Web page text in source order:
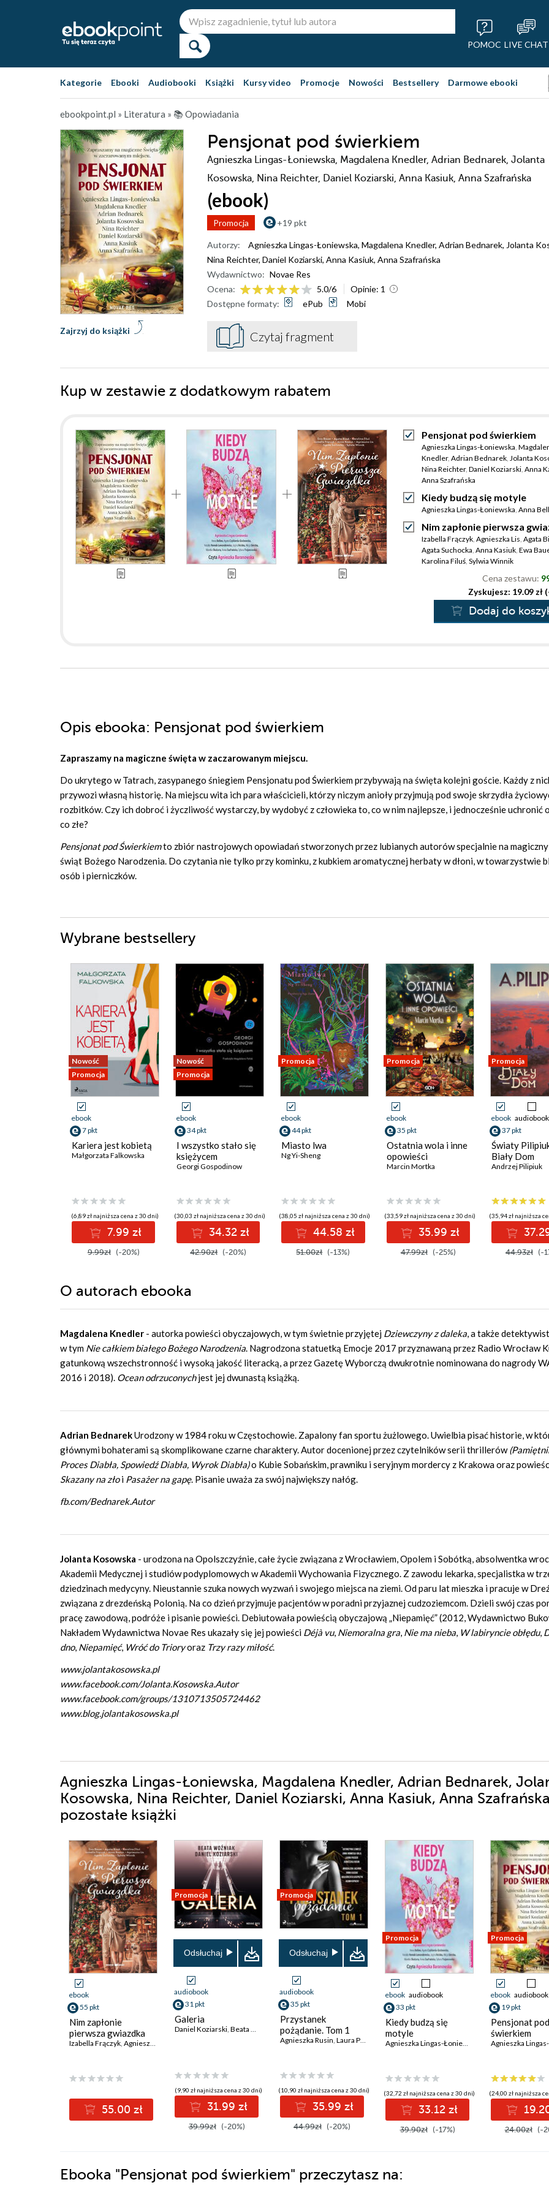
POMOC LIVE CHAT
Kategorie Ebooki Audiobooki Książki Kursy video Promocje Nowości Bestsellery Darmowe ebooki
ebookpoint.pl » Literatura » 📚 Opowiadania
Pensjonat pod świerkiem
Agnieszka Lingas-Łoniewska, Magdalena Knedler, Adrian Bednarek, Jolanta
Kosowska, Nina Reichter, Daniel Koziarski, Anna Kasiuk, Anna Szafrańska
(ebook)
Promocja +19 pkt
Zajrzyj do książki
Autorzy: Agnieszka Lingas-Łoniewska, Magdalena Knedler, Adrian Bednarek, Jolanta
Nina Reichter, Daniel Koziarski, Anna Kasiuk, Anna Szafrańska
Wydawnictwo: Novae Res
Ocena:
5.0/6 Opinie: 1
Dostępne formaty:
ePub Mobi
Czytaj fragment
Kup w zestawie z dodatkowym rabatem
Pensjonat pod świerkiem
Agnieszka Lingas-Łoniewska,
Knedler, Adrian Bednarek, Jolanta
Nina Reichter, Daniel Koziarski, Anna
Anna Szafrańska
Kiedy budzą się motyle
Agnieszka Lingas-Łoniewska, Anna
Nim zapłonie pierwsza
Izabella Frączyk, Agnieszka Lis, Agata
Agata Suchocka, Anna Kasiuk, Ewa
Karolina Filuś, Sylwia Winnik
Cena zestawu:
Zyskujesz: 19.09 zł
Dodaj do
Opis ebooka: Pensjonat pod świerkiem
Zapraszamy na magiczne święta w zaczarowanym miejscu.
Do ukrytego w Tatrach, zasypanego śniegiem Pensjonatu pod Świerkiem przybywają na święta kolejni goście. Każdy z
przywozi własną historię. Na miejscu wita ich para właścicieli, którzy niczym anioły przyjmują pod swoje skrzydła
rozbitków. Czy ich dobroć i życzliwość wystarczy, by wydobyć z człowieka to, co w nim najlepsze, i jednocześnie uchronić
co złe?
Pensjonat pod Świerkiemto zbiór nastrojowych opowiadań stworzonych przez lubianych autorów specjalnie na magiczny
świąt Bożego Narodzenia. Do czytania nie tylko przy kominku, z kubkiem aromatycznej herbaty w dłoni, w towarzystwie
osób i pierniczków.
Wybrane bestsellery
Nowość
Promocja
ebook
7 pkt
Kariera jest kobietą
Małgorzata Falkowska
(6,89 zł najniższa cena z 30 dni)
7.99 zł
9.99zł (-20%)
Nowość
Promocja
ebook
34 pkt
I wszystko stało się
księżycem
Georgi Gospodinow
(30,03 zł najniższa cena z 30 dni)
34.32 zł
42.90zł (-20%)
Promocja
ebook
44 pkt
Miasto lwa
Ng Yi-Sheng
(38,05 zł najniższa cena z 30 dni)
44.58 zł
51.00zł (-13%)
Promocja
ebook
35 pkt
Ostatnia wola i inne
opowieści
Marcin Mortka
(33,59 zł najniższa cena z 30 dni)
35.99 zł
47.99zł (-25%)
Promocja
ebook audiobook
37 pkt
Światy
Biały Dom
Andrzej Pilipiuk
(35,94 zł najniższa
44.93zł (-
O autorach ebooka
Magdalena Knedler - autorka powieści obyczajowych, w tym świetnie przyjętej Dziewczyny z daleka, a także
w tym Nie całkiem białego Bożego Narodzenia. Nagrodzona statuetką Emocje 2017 przyznawaną przez Radio Wrocław
gatunkową wszechstronność i wysoką jakość literacką, a przez Gazetę Wyborczą dwukrotnie nominowana do nagrody
2016 i 2018). Ocean odrzuconychjest jej dwunastą książką.
Adrian BednarekUrodzony w 1984 roku w Częstochowie. Zapalony fan sportu żużlowego. Uwielbia pisać historie, w
głównymi bohaterami są skomplikowane czarne charaktery. Autor docenionej przez czytelników serii thrillerów
Proces Diabła, Spowiedź Diabła, Wyrok Diabła)o Kubie Sobańskim, prawniku i seryjnym mordercy z Krakowa oraz
Skazany na złoi Pasażer na gapę. Pisanie uważa za swój największy nałóg.
fb.com/Bednarek.Autor
Jolanta Kosowska - urodzona na Opolszczyźnie, całe życie związana z Wrocławiem, Opolem i Sobótką, absolwentka
Akademii Medycznej i studiów podyplomowych w Akademii Wychowania Fizycznego. Z zawodu lekarka, specjalistka w
dziedzinach medycyny. Nieustannie szuka nowych wyzwań i swojego miejsca na ziemi. Od paru lat mieszka i pracuje w
związana z drezdeńską Polonią. Na co dzień przyjmuje pacjentów w poradni przyjaznej cudzoziemcom. Dzieli swój czas
pracę zawodową, podróże i pisanie powieści. Debiutowała powieścią obyczajową „Niepamięć” (2012, Wydawnictwo
Nakładem Wydawnictwa Novae Res ukazały się jej powieści Déjà vu, Niemoralna gra, Nie ma nieba, W labiryncie obłędu,
dno, Niepamięć, Wróć do Trioryoraz Trzy razy miłość.
www.jolantakosowska.pl
www.facebook.com/Jolanta.Kosowska.Autor
www.facebook.com/groups/1310713505724462
www.blog.jolantakosowska.pl
Agnieszka Lingas-Łoniewska, Magdalena Knedler, Adrian Bednarek,
Kosowska, Nina Reichter, Daniel Koziarski, Anna Kasiuk, Anna
pozostałe książki
ebook
55 pkt
Nim zapłonie
pierwsza gwiazdka
Izabella Frączyk, Agnieszka Lis Anna Kasiuk,Ewa Bauer,Karolina Filuś,Sylwia Winnik
55.00 zł
Promocja
Odsłuchaj
audiobook
31 pkt
Galeria
Daniel Koziarski, Beata Woźniak
(9,90 zł najniższa cena z 30 dni)
31.99 zł
39.99zł (-20%)
Promocja
Odsłuchaj
audiobook
35 pkt
Przystanek
pożądanie. Tom 1
Agnieszka Rusin, Laura Passer Anna Nowicka-Bala , Adam Kopacki,Anna Kasiuk,
(10,90 zł najniższa cena z 30 dni)
35.99 zł
44.99zł (-20%)
Promocja
ebook audiobook
33 pkt
Kiedy budzą się
motyle
Agnieszka Lingas-Łoniewska Anna Bellon
(32,72 zł najniższa cena z 30 dni)
33.12 zł
39.90zł (-17%)
Promocja
ebook audiobook
19 pkt
Pensjonat pod
świerkiem
(24,00 zł najniższa
24.00zł (-
Ebooka "Pensjonat pod świerkiem" przeczytasz na: